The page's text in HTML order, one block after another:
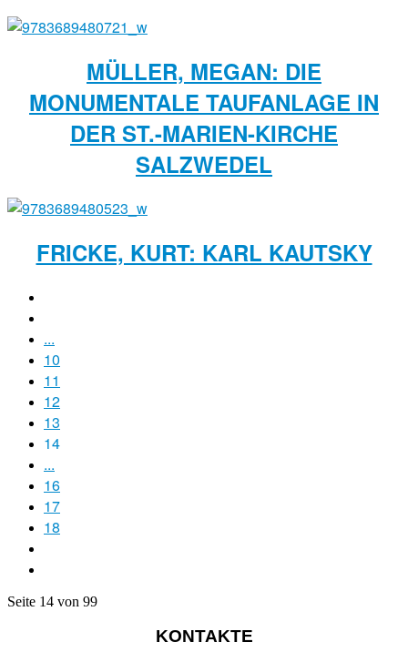
MÜLLER, MEGAN: DIE
MONUMENTALE TAUFANLAGE IN
DER ST.-MARIEN-KIRCHE
SALZWEDEL
FRICKE, KURT: KARL KAUTSKY
...
10
11
12
13
14
...
16
17
18
Seite 14 von 99
KONTAKTE